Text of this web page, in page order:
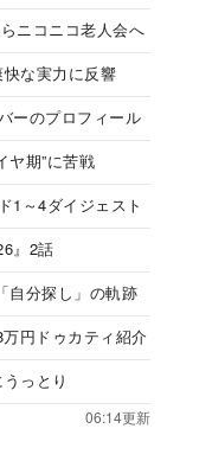
ニコニコ老人会へ
快な実力に反響
ーのプロフィール
ヤ期”に苦戦
1～4ダイジェスト
』2話
自分探し」の軌跡
円ドゥカティ紹介
っとり
06:14更新